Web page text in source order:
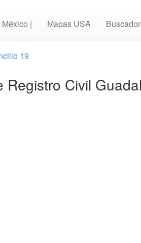
México | Mapas USA Buscador
19
Civil